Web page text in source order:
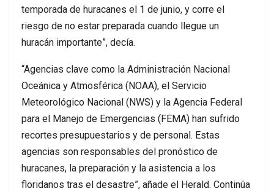
temporada de huracanes el 1 de junio, y corre el
riesgo de no estar preparada cuando llegue un
huracán importante”, decía.
“Agencias clave como la Administración Nacional
Oceánica y Atmosférica (NOAA), el Servicio
Meteorológico Nacional (NWS) y la Agencia Federal
para el Manejo de Emergencias (FEMA) han sufrido
recortes presupuestarios y de personal. Estas
agencias son responsables del pronóstico de
huracanes, la preparación y la asistencia a los
floridanos tras el desastre”, añade el Herald. Continúa